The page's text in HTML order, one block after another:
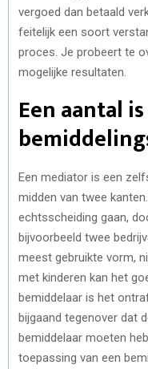
vergoed dan betaald
feitelijk een soort
proces. Je probeert te
mogelijke resultaten.
Een aantal
Een mediator is een
midden van twee
echtsscheiding gaan,
bijvoorbeeld twee
meest gebruikte vorm,
met kinderen kan het
bemiddelaar is het
bijgaand tegenover dat
bemiddelaar moeten
toepassing van een